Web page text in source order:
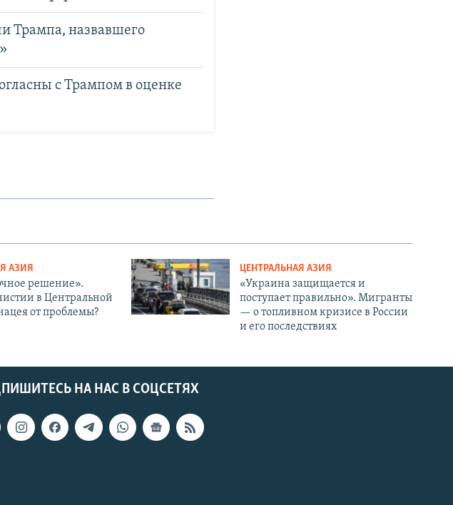
Трампа, назвавшего
с Трампом в оценке
АЗИЯ
решение».
в Центральной
от проблемы?
ЦЕНТРАЛЬНАЯ АЗИЯ
«Украина защищается и
поступает правильно». Мигранты
— о топливном кризисе в России
и его последствиях
НА НАС В СОЦСЕТЯХ